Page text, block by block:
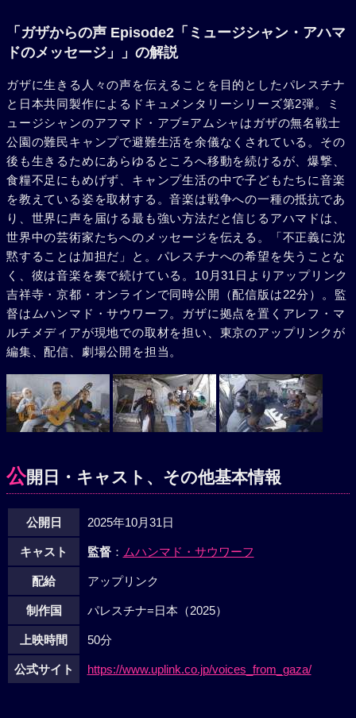
とっての支えとなっている。戦争のことを忘れられるほんの
一瞬が、彼が活動を続けることができる理由だ。
「ガザからの声 Episode2「ミュージシャン・アハマ
ドのメッセージ」」の解説
ガザに生きる人々の声を伝えることを目的としたパレスチナ
と日本共同製作によるドキュメンタリーシリーズ第2弾。ミ
ュージシャンのアフマド・アブ=アムシャはガザの無名戦士
公園の難民キャンプで避難生活を余儀なくされている。その
後も生きるためにあらゆるところへ移動を続けるが、爆撃、
食糧不足にもめげず、キャンプ生活の中で子どもたちに音楽
を教えている姿を取材する。音楽は戦争への一種の抵抗であ
り、世界に声を届ける最も強い方法だと信じるアハマドは、
世界中の芸術家たちへのメッセージを伝える。「不正義に沈
黙することは加担だ」と。パレスチナへの希望を失うことな
く、彼は音楽を奏で続けている。10月31日よりアップリンク
吉祥寺・京都・オンラインで同時公開（配信版は22分）。監
督はムハンマド・サウワーフ。ガザに拠点を置くアレフ・マ
ルチメディアが現地での取材を担い、東京のアップリンクが
編集、配信、劇場公開を担当。
公開日・キャスト、その他基本情報
公開日 2025年10月31日
キャスト 監督： ムハンマド・サウワーフ
配給 アップリンク
制作国 パレスチナ=日本（2025）
上映時間 50分
公式サイト https://www.uplink.co.jp/voices_from_gaza/